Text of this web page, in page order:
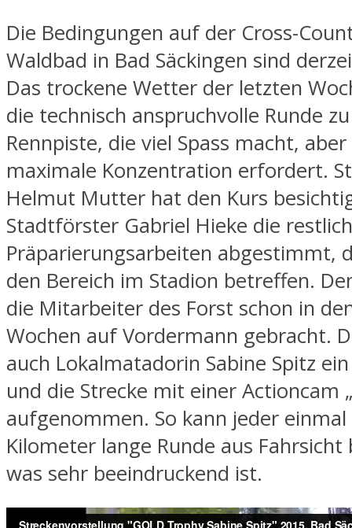
Die Bedingungen auf der Cross-
Waldbad in Bad Säckingen sind
Das trockene Wetter der letzten
die technisch anspruchvolle Runde
Rennpiste, die viel Spass macht,
maximale Konzentration erfordert.
Helmut Mutter hat den Kurs
Stadtförster Gabriel Hieke die
Präparierungsarbeiten abgestimmt,
den Bereich im Stadion betreffen.
die Mitarbeiter des Forst schon in
Wochen auf Vordermann gebracht.
auch Lokalmatadorin Sabine Spitz
und die Strecke mit einer Actioncam
aufgenommen. So kann jeder
Kilometer lange Runde aus
was sehr beeindruckend ist.